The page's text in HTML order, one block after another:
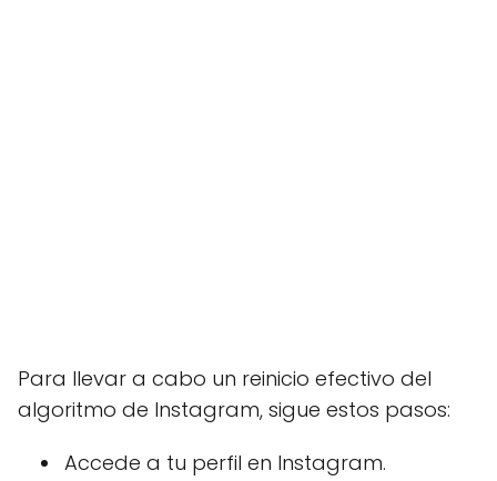
Para llevar a cabo un reinicio efectivo del
algoritmo de Instagram, sigue estos pasos:
Accede a tu perfil en Instagram.